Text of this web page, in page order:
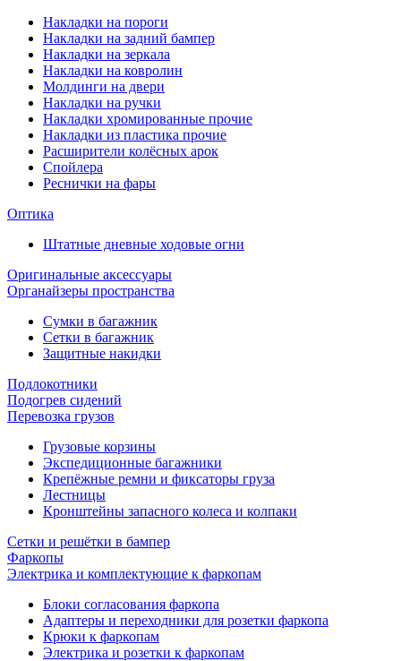
Накладки на пороги
Накладки на задний бампер
Накладки на зеркала
Накладки на ковролин
Молдинги на двери
Накладки на ручки
Накладки хромированные прочие
Накладки из пластика прочие
Расширители колёсных арок
Спойлера
Реснички на фары
Оптика
Штатные дневные ходовые огни
Оригинальные аксессуары
Органайзеры пространства
Сумки в багажник
Сетки в багажник
Защитные накидки
Подлокотники
Подогрев сидений
Перевозка грузов
Грузовые корзины
Экспедиционные багажники
Крепёжные ремни и фиксаторы груза
Лестницы
Кронштейны запасного колеса и колпаки
Сетки и решётки в бампер
Фаркопы
Электрика и комплектующие к фаркопам
Блоки согласования фаркопа
Адаптеры и переходники для розетки фаркопа
Крюки к фаркопам
Электрика и розетки к фаркопам